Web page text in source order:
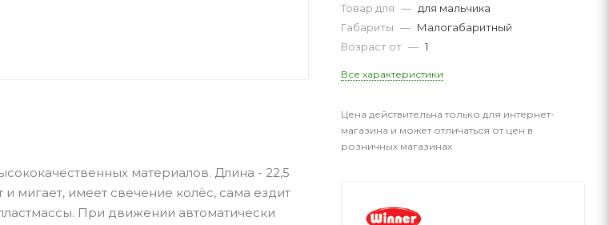
материалов. Длина - 22,5
мигает, имеет свечение колёс, сама ездит
При движении автоматически
Товар для — для мальчика
Габариты — Малогабаритный
Возраст от — 1
Все характеристики
Цена действительна только для интернет-
магазина и может отличаться от цен в
розничных магазинах